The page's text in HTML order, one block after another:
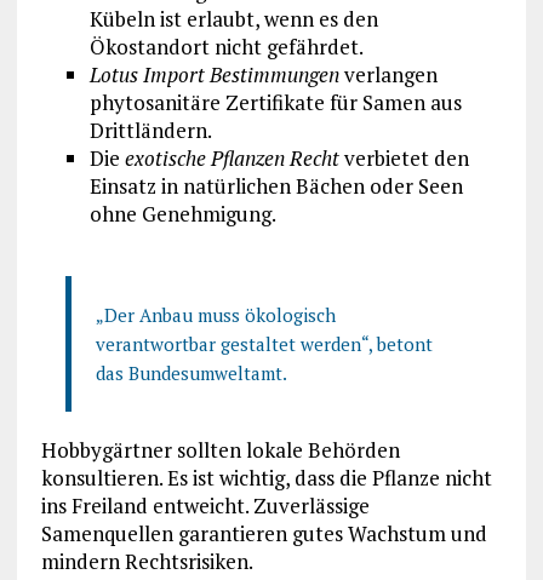
Kübeln ist erlaubt, wenn es den
Ökostandort nicht gefährdet.
Lotus Import Bestimmungenverlangen
phytosanitäre Zertifikate für Samen aus
Drittländern.
Die exotische Pflanzen Rechtverbietet den
Einsatz in natürlichen Bächen oder Seen
ohne Genehmigung.
„Der Anbau muss ökologisch
verantwortbar gestaltet werden“, betont
das Bundesumweltamt.
Hobbygärtner sollten lokale Behörden
konsultieren. Es ist wichtig, dass die Pflanze nicht
ins Freiland entweicht. Zuverlässige
Samenquellen garantieren gutes Wachstum und
mindern Rechtsrisiken.